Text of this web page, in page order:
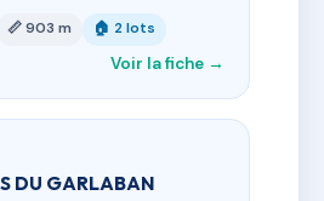
📏 903 m 🏠 2 lots
Voir la fiche →
DU GARLABAN